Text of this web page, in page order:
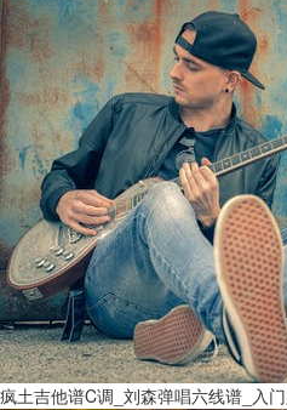
疯土吉他谱C调_刘森弹唱六线谱_入